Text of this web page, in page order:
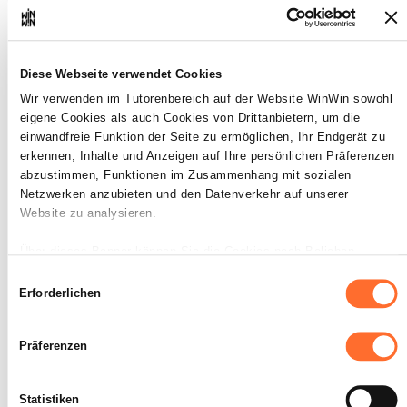
Diese Webseite verwendet Cookies
Wir verwenden im Tutorenbereich auf der Website WinWin sowohl
eigene Cookies als auch Cookies von Drittanbietern, um die
einwandfreie Funktion der Seite zu ermöglichen, Ihr Endgerät zu
erkennen, Inhalte und Anzeigen auf Ihre persönlichen Präferenzen
abzustimmen, Funktionen im Zusammenhang mit sozialen
Netzwerken anzubieten und den Datenverkehr auf unserer
Website zu analysieren.
sind Cookies, die für die Funktion der Website unbedingt
erforderlich sind. Eine Beschreibung der verschiedenen Cookies
Wir weisen darauf hin, dass die Navigation auf der Website und
bestimmte Funktionen (z. B. Abspielen von Videos, Teilen von
Erforderlichen
Präferenzen
Statistiken
selbstständig zu organisieren
Maximale Punktzahl: 12
INDIKATOREN
Der Auszubildende ist in der Lage, • seine
Arbeit einzuteilen • sich die für die
Erfüllung seiner Aufgabe erforderlichen
Die stichhaltigen Informationen werden
Die geplante Aufgabe ist innerhalb einer